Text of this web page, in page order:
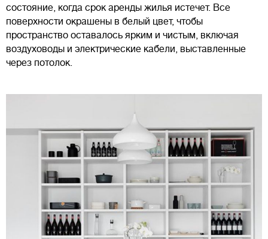
состояние, когда срок аренды жилья истечет. Все
поверхности окрашены в белый цвет, чтобы
пространство оставалось ярким и чистым, включая
воздуховоды и электрические кабели, выставленные
через потолок.